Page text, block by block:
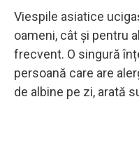
Viespile asiatice
oameni, cât și pentru
frecvent. O singură
persoană care are
de albine pe zi, arată